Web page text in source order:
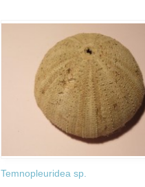
Temnopleuridea sp.